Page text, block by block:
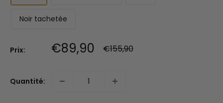
Noir tachetée
Prix: Prix
réduit
€89,90 Prix
normal
€155,90
Quantité: